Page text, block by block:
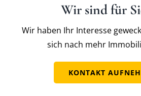
Wir sind für
Wir haben Ihr Interesse
sich nach mehr
KONTAKT